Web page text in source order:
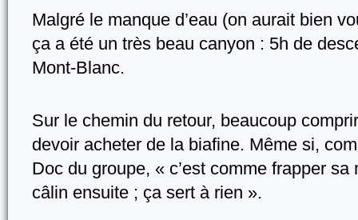
Malgré le manque d’eau (on aurait bien
ça a été un très beau canyon : 5h de
Mont-Blanc.
Sur le chemin du retour, beaucoup
devoir acheter de la biafine. Même si,
Doc du groupe, « c’est comme frapper
câlin ensuite ; ça sert à rien ».